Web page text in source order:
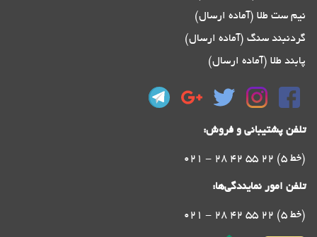
نیم ست طلا (آماده ارسال)
گردنبند سنگ (آماده ارسال)
پابند طلا (آماده ارسال)
تلفن پشتیبانی و فروش:
021 - 28 42 55 22 (5 خط)
تلفن امور نمایندگی‌ها:
021 - 28 42 55 22 (5 خط)